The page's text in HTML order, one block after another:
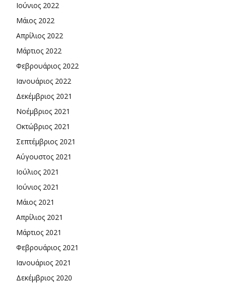
Ιούνιος 2022
Μάιος 2022
Απρίλιος 2022
Μάρτιος 2022
Φεβρουάριος 2022
Ιανουάριος 2022
Δεκέμβριος 2021
Νοέμβριος 2021
Οκτώβριος 2021
Σεπτέμβριος 2021
Αύγουστος 2021
Ιούλιος 2021
Ιούνιος 2021
Μάιος 2021
Απρίλιος 2021
Μάρτιος 2021
Φεβρουάριος 2021
Ιανουάριος 2021
Δεκέμβριος 2020